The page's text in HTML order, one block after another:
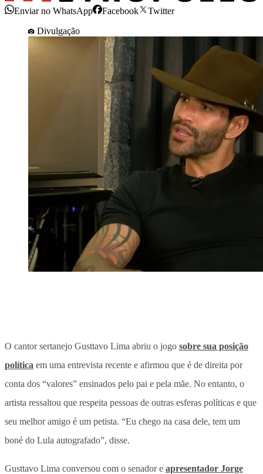
Enviar no WhatsApp Facebook
Twitter
Divulgação
O cantor sertanejo Gusttavo Lima abriu o jogo sobre sua posição
política em uma entrevista recente e afirmou que é de direita por
conta dos “valores” ensinados pelo pai e pela mãe. No entanto, o
artista ressaltou que respeita pessoas de outras esferas políticas e que
seu melhor amigo é um petista. “Eu chego na casa dele, tem um
boné do Lula autografado”, disse.
Gusttavo Lima conversou com o senador e apresentador Jorge